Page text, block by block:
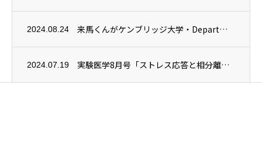
2024.08.24 来馬くんがケンブリッジ大学・Department of Plant ScienceのU...
2024.07.19 実験医学8月号「ストレス応答と相分離」に当チームの研究内容「葉緑体分解とミクロオートフ...